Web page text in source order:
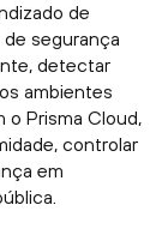
de
segurança
detectar
ambientes
o Prisma Cloud,
controlar
em